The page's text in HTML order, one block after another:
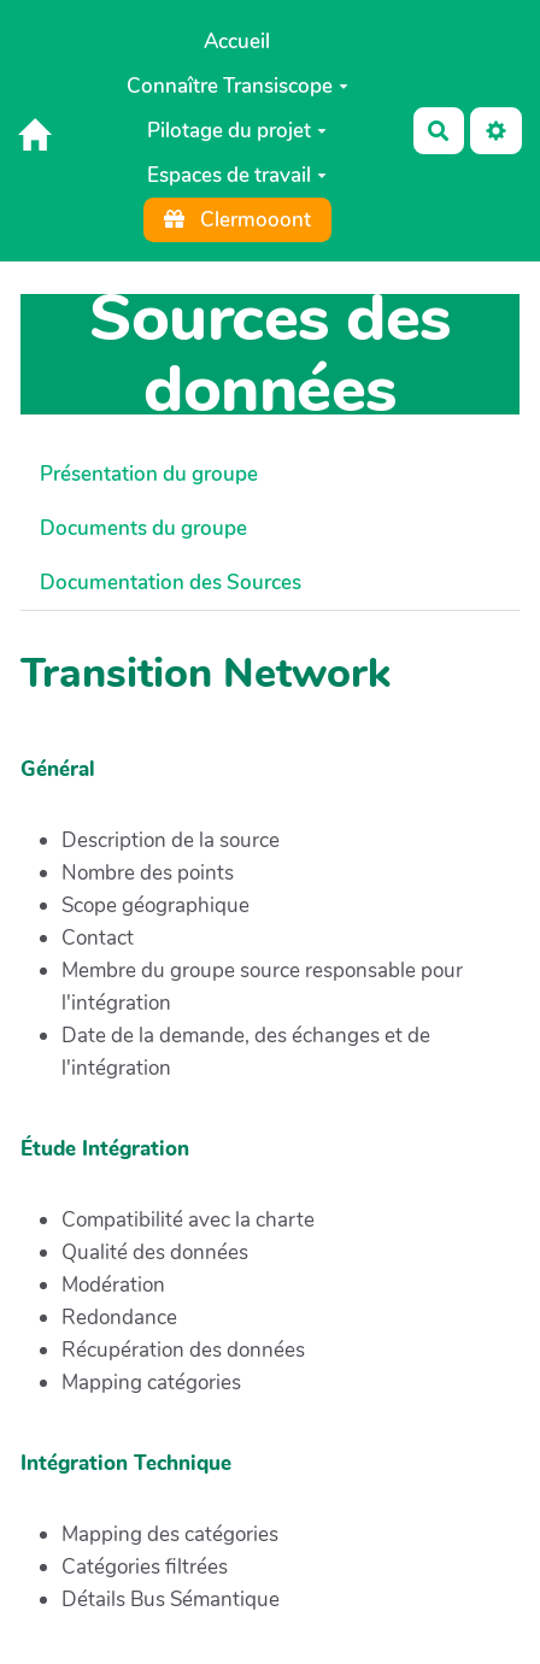
Aller au contenu principal
Accueil
Connaître Transiscope
Pilotage du projet
Espaces de travail
Clermooont
Sources des
données
Présentation du groupe
Documents du groupe
Documentation des Sources
Transition Network
Général
Description de la source
Nombre des points
Scope géographique
Contact
Membre du groupe source responsable pour
l'intégration
Date de la demande, des échanges et de
l'intégration
Étude Intégration
Compatibilité avec la charte
Qualité des données
Modération
Redondance
Récupération des données
Mapping catégories
Intégration Technique
Mapping des catégories
Catégories filtrées
Détails Bus Sémantique